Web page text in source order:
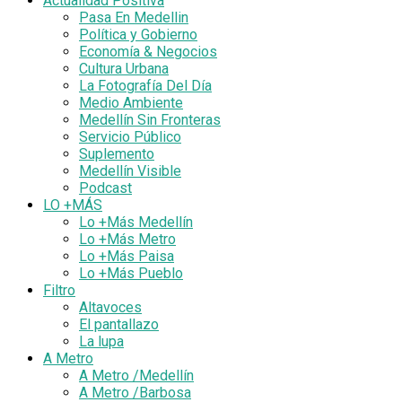
Pasa En Medellin
Política y Gobierno
Economía & Negocios
Cultura Urbana
La Fotografía Del Día
Medio Ambiente
Medellín Sin Fronteras
Servicio Público
Suplemento
Medellín Visible
Podcast
LO +MÁS
Lo +Más Medellín
Lo +Más Metro
Lo +Más Paisa
Lo +Más Pueblo
Filtro
Altavoces
El pantallazo
La lupa
A Metro
A Metro /Medellín
A Metro /Barbosa